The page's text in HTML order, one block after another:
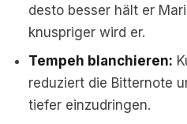
desto besser hält er
knuspriger wird er.
Tempeh blanchieren:
reduziert die Bitternote
tiefer einzudringen.